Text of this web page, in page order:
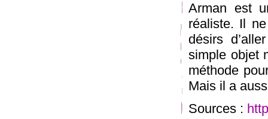
Arman est
réaliste. Il
désirs
simple objet
méthode
Mais il a
Sources :